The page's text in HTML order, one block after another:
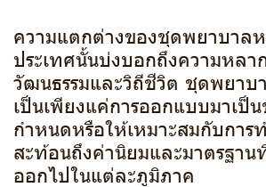
ความแตกต่างของชุดพยาบาล
ประเทศนั้นบ่งบอกถึงความหลา
วัฒนธรรมและวิถีชีวิต ชุดพยา
เป็นเพียงแค่การออกแบบมาเป็
กำหนดหรือให้เหมาะสมกับการ
สะท้อนถึงค่านิยมและมาตรฐา
ออกไปในแต่ละภูมิภาค